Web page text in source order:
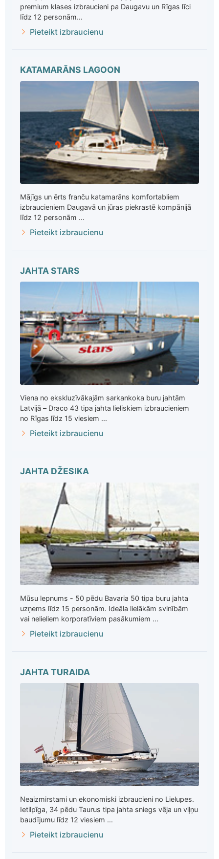
premium klases izbraucieni pa Daugavu un Rīgas līci
līdz 12 personām...
Pieteikt izbraucienu
KATAMARĀNS LAGOON
Mājīgs un ērts franču katamarāns komfortabliem
izbraucieniem Daugavā un jūras piekrastē kompānijā
līdz 12 personām ...
Pieteikt izbraucienu
JAHTA STARS
Viena no ekskluzīvākajām sarkankoka buru jahtām
Latvijā – Draco 43 tipa jahta lieliskiem izbraucieniem
no Rīgas līdz 15 viesiem ...
Pieteikt izbraucienu
JAHTA DŽESIKA
Mūsu lepnums - 50 pēdu Bavaria 50 tipa buru jahta
uzņems līdz 15 personām. Ideāla lielākām svinībām
vai nelieliem korporatīviem pasākumiem ...
Pieteikt izbraucienu
JAHTA TURAIDA
Neaizmirstami un ekonomiski izbraucieni no Lielupes.
Ietilpīga, 34 pēdu Taurus tipa jahta sniegs vēja un viļņu
baudījumu līdz 12 viesiem ...
Pieteikt izbraucienu